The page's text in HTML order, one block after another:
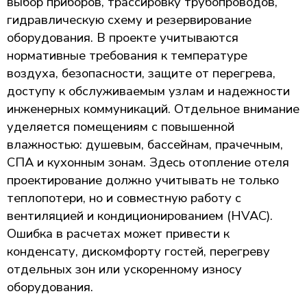
гидравлическую схему и резервирование
оборудования. В проекте учитываются
нормативные требования к температуре
воздуха, безопасности, защите от перегрева,
доступу к обслуживаемым узлам и надежности
инженерных коммуникаций. Отдельное внимание
уделяется помещениям с повышенной
влажностью: душевым, бассейнам, прачечным,
СПА и кухонным зонам. Здесь отопление отеля
проектирование должно учитывать не только
теплопотери, но и совместную работу с
вентиляцией и кондиционированием (HVAC).
Ошибка в расчетах может привести к
конденсату, дискомфорту гостей, перегреву
отдельных зон или ускоренному износу
оборудования.